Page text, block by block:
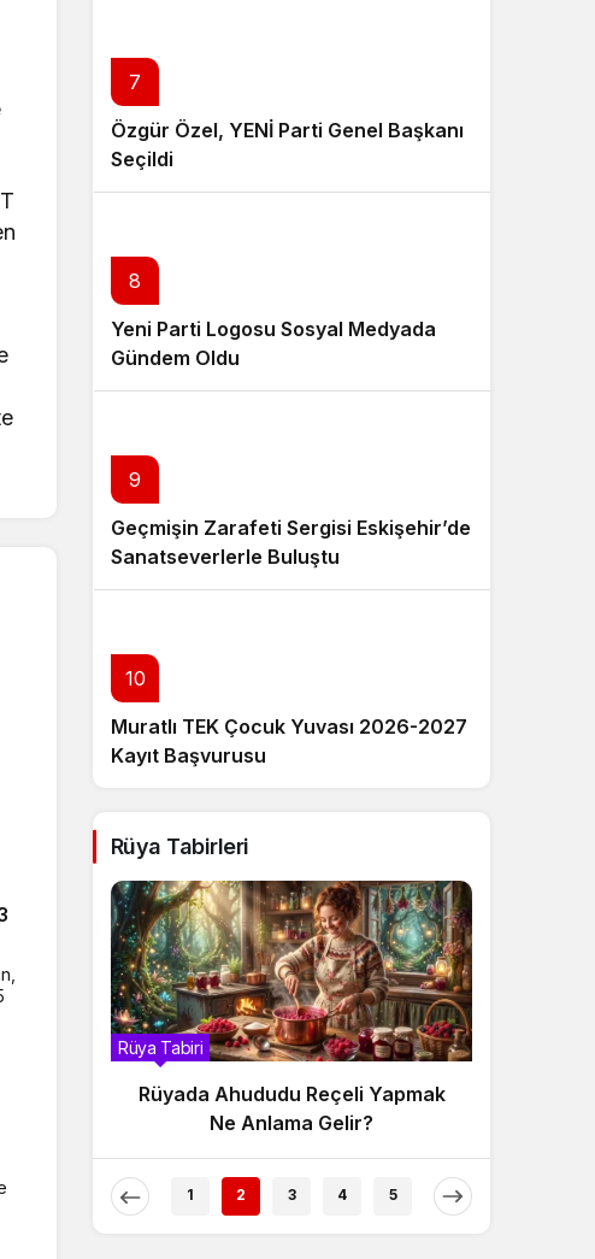
7
Özgür Özel, YENİ Parti Genel Başkanı
Seçildi
8
Yeni Parti Logosu Sosyal Medyada
Gündem Oldu
9
Geçmişin Zarafeti Sergisi Eskişehir’de
Sanatseverlerle Buluştu
10
Muratlı TEK Çocuk Yuvası 2026-2027
Kayıt Başvurusu
Rüya Tabirleri
Rüya Tabiri
Rüyada Ahududu Reçeli Yapmak
Ne Anlama Gelir?
1 2 3 4 5